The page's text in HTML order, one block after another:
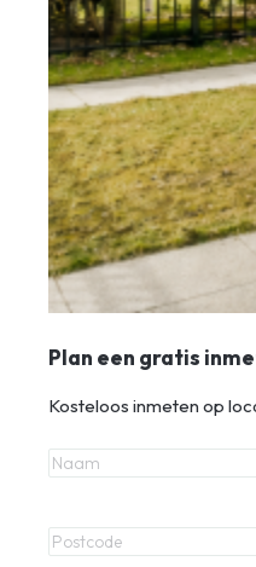
Plan een gratis
Kosteloos inmeten op